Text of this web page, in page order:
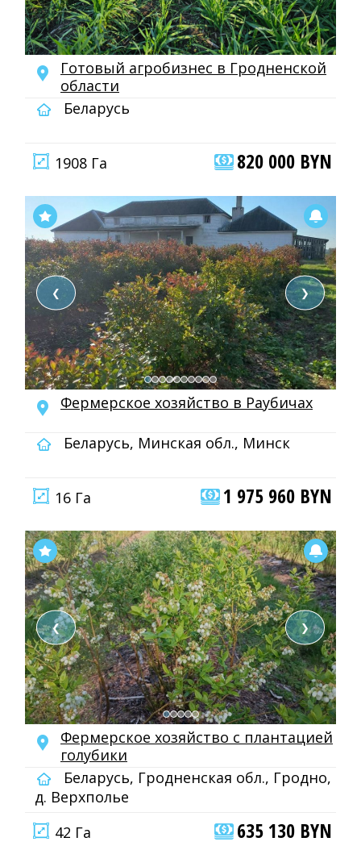
Готовый агробизнес в Гродненской
области
Беларусь
1908 Га 820 000 BYN
❮ ❯
Фермерское хозяйство в Раубичах
Беларусь, Минская обл., Минск
16 Га 1 975 960 BYN
❮ ❯
Фермерское хозяйство с плантацией
голубики
Беларусь, Гродненская обл., Гродно,
д. Верхполье
42 Га
635 130 BYN